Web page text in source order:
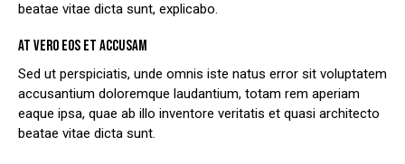
beatae vitae dicta sunt, explicabo.
AT VERO EOS ET ACCUSAM
Sed ut perspiciatis, unde omnis iste natus error sit voluptatem
accusantium doloremque laudantium, totam rem aperiam
eaque ipsa, quae ab illo inventore veritatis et quasi architecto
beatae vitae dicta sunt.